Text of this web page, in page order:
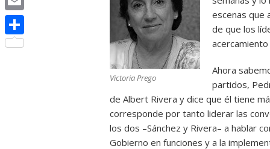
Victoria Prego
escenas que
de que los
Ahora
partidos,
de Albert Rivera y dice que él tiene
corresponde por tanto liderar las
los dos –Sánchez y Rivera– a hablar
Gobierno en funciones y a la
Email
Compartir